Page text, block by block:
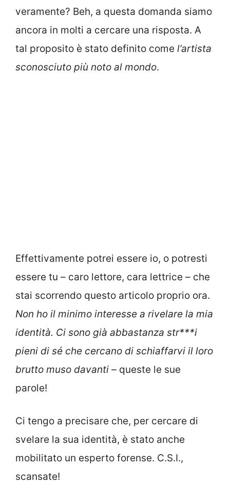
veramente? Beh, a questa domanda siamo
ancora in molti a cercare una risposta. A
tal proposito è stato definito come l’artista
sconosciuto più noto al mondo.
Effettivamente potrei essere io, o potresti
essere tu – caro lettore, cara lettrice – che
stai scorrendo questo articolo proprio ora.
Non ho il minimo interesse a rivelare la mia
identità. Ci sono già abbastanza str***i
pieni di sé che cercano di schiaffarvi il loro
brutto muso davanti – queste le sue
parole!
Ci tengo a precisare che, per cercare di
svelare la sua identità, è stato anche
mobilitato un esperto forense. C.S.I.,
scansate!